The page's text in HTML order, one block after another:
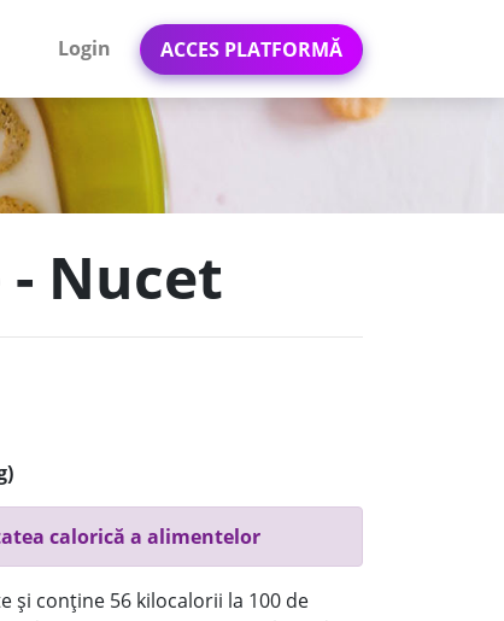
Login ACCES PLATFORMĂ
Nucet
calorică a alimentelor
și conține 56 kilocalorii la 100 de